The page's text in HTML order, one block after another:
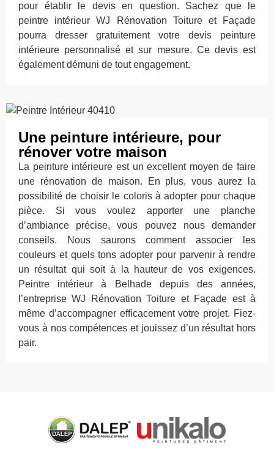
pour établir le devis en question. Sachez que le
peintre intérieur WJ Rénovation Toiture et Façade
pourra dresser gratuitement votre devis peinture
intérieure personnalisé et sur mesure. Ce devis est
également démuni de tout engagement.
Une peinture intérieure, pour
rénover votre maison
La peinture intérieure est un excellent moyen de faire
une rénovation de maison. En plus, vous aurez la
possibilité de choisir le coloris à adopter pour chaque
pièce. Si vous voulez apporter une planche
d’ambiance précise, vous pouvez nous demander
conseils. Nous saurons comment associer les
couleurs et quels tons adopter pour parvenir à rendre
un résultat qui soit à la hauteur de vos exigences.
Peintre intérieur à Belhade depuis des années,
l’entreprise WJ Rénovation Toiture et Façade est à
même d’accompagner efficacement votre projet. Fiez-
vous à nos compétences et jouissez d’un résultat hors
pair.